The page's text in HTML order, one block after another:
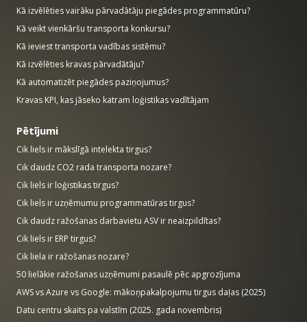
Kā izvēlēties vairāku pārvadātāju piegādes programmatūru?
Kā veikt vienkāršu transporta konkursu?
Kā ieviest transporta vadības sistēmu?
Kā izvēlēties kravas pārvadātāju?
Kā automatizēt piegādes paziņojumus?
Kravas KPI, kas jāseko katram loģistikas vadītājam
Pētījumi
Cik liels ir mākslīgā intelekta tirgus?
Cik daudz CO2 rada transporta nozare?
Cik liels ir loģistikas tirgus?
Cik liels ir uzņēmumu programmatūras tirgus?
Cik daudz ražošanas darbavietu ASV ir neaizpildītas?
Cik liels ir ERP tirgus?
Cik liela ir ražošanas nozare?
50 lielākie ražošanas uzņēmumi pasaulē pēc apgrozījuma
AWS vs Azure vs Google: mākoņpakalpojumu tirgus daļas (2025)
Datu centru skaits pa valstīm (2025. gada novembris)